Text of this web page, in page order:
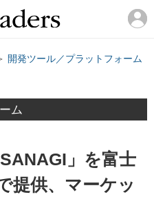
開発ツール／プラットフォーム
ム
」を富士
提供、マーケッ